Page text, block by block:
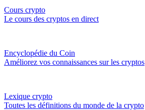
Cours crypto
Le cours des cryptos en direct
Encyclopédie du Coin
Améliorez vos connaissances sur les cryptos
Lexique crypto
Toutes les définitions du monde de la crypto